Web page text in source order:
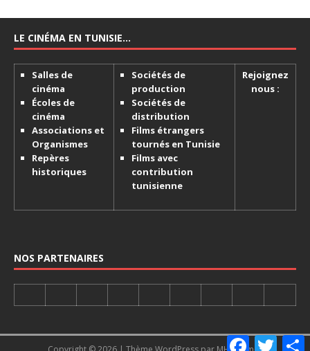
LE CINÉMA EN TUNISIE…
Salles de
cinéma
Écoles de
cinéma
Associations et
Organismes
Repères
historiques
Sociétés de
production
Sociétés de
distribution
Films étrangers
tournés en Tunisie
Films avec
contribution
tunisienne
Rejoignez
nous :
NOS PARTENAIRES
F
T
P